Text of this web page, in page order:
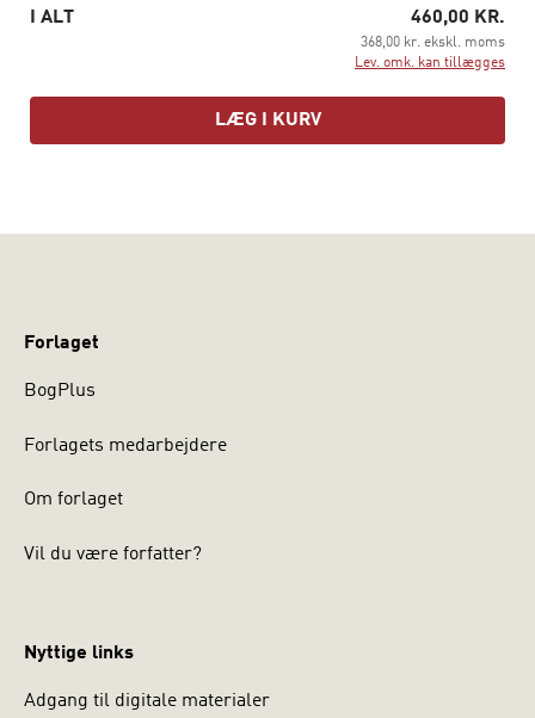
Anker Brink Lund (SDU)
Flemming Mikkelsen (AU)
Niels Møller (DTU)
Mai Heide
Ottesen
bog. Klik her.
I ALT 460,00 KR.
368,00 kr. ekskl. moms
Lev. omk. kan tillægges
LÆG I KURV
Forlaget
BogPlus
Forlagets medarbejdere
Om forlaget
Vil du være forfatter?
Nyttige links
Adgang til digitale materialer